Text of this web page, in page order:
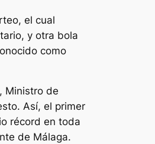
el cual
y otra bola
como
Ministro de
Así, el primer
récord en toda
de Málaga.